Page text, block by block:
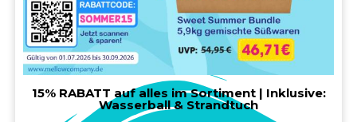
15% RABATT auf alles im Sortiment | Inklusive:
Wasserball & Strandtuch